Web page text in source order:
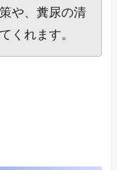
や、糞尿の清
くれます。